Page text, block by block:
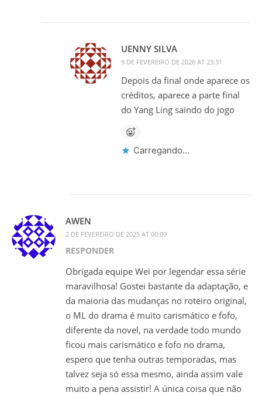
UENNY SILVA
9 DE FEVEREIRO DE 2026 AT 23:31
Depois da final onde aparece os
créditos, aparece a parte final
do Yang Ling saindo do jogo
Carregando...
AWEN
2 DE FEVEREIRO DE 2025 AT 00:09
RESPONDER
Obrigada equipe Wei por legendar essa série
maravilhosa! Gostei bastante da adaptação, e
da maioria das mudanças no roteiro original,
o ML do drama é muito carismático e fofo,
diferente da novel, na verdade todo mundo
ficou mais carismático e fofo no drama,
espero que tenha outras temporadas, mas
talvez seja só essa mesmo, ainda assim vale
muito a pena assistir! A única coisa que não